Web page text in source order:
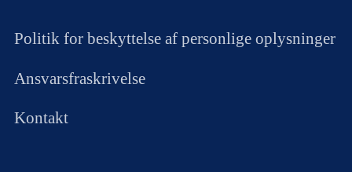
Politik for beskyttelse af personlige oplysninger
Ansvarsfraskrivelse
Kontakt